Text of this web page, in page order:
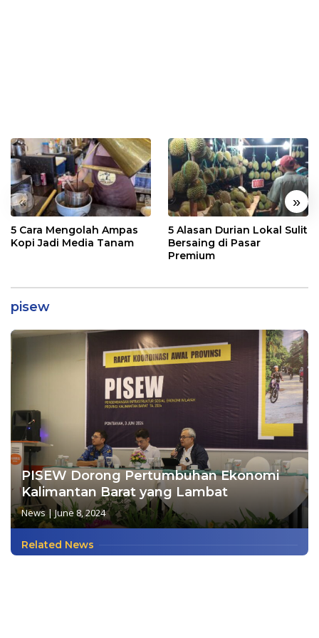
« »
5 Cara Mengolah Ampas
Kopi Jadi Media Tanam
5 Alasan Durian Lokal Sulit
Bersaing di Pasar
Premium
pisew
PISEW Dorong Pertumbuhan Ekonomi
Kalimantan Barat yang Lambat
News |June 8, 2024
Related News